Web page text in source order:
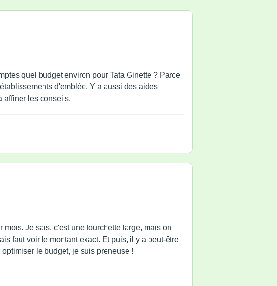
quel budget environ pour Tata Ginette ? Parce
d'emblée. Y a aussi des aides
affiner les conseils.
Je sais, c'est une fourchette large, mais on
faut voir le montant exact. Et puis, il y a peut-être
le budget, je suis preneuse !